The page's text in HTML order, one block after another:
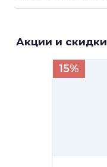
Акции и скидки
15%